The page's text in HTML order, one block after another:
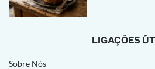
LIGAÇÕES
Sobre Nós